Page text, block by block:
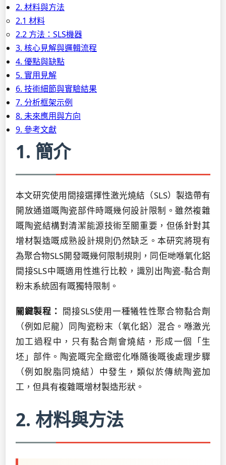
2. 材料與方法
2.1 材料
2.2 方法：SLS機器
3. 核心見解與邏輯流程
4. 優點與缺點
5. 實用見解
6. 技術細節與實驗結果
7. 分析框架示例
8. 未來應用與方向
9. 參考文獻
1. 簡介
本文研究使用間接選擇性激光燒結（SLS）製造帶有
開放通道嘅陶瓷部件時嘅幾何設計限制。雖然複雜
嘅陶瓷結構對清潔能源技術至關重要，但係針對其
增材製造嘅成熟設計規則仍然缺乏。本研究將現有
為聚合物SLS開發嘅幾何限制規則，同佢哋喺氧化鋁
間接SLS中嘅適用性進行比較，識別出陶瓷-黏合劑
粉末系統固有嘅獨特限制。
關鍵製程： 間接SLS使用一種犧牲性聚合物黏合劑
（例如尼龍）同陶瓷粉末（氧化鋁）混合。喺激光
加工過程中，只有黏合劑會燒結，形成一個「生
坯」部件。陶瓷嘅完全緻密化喺隨後嘅後處理步驟
（例如脫脂同燒結）中發生，類似於傳統陶瓷加
工，但具有複雜嘅增材製造形狀。
2. 材料與方法